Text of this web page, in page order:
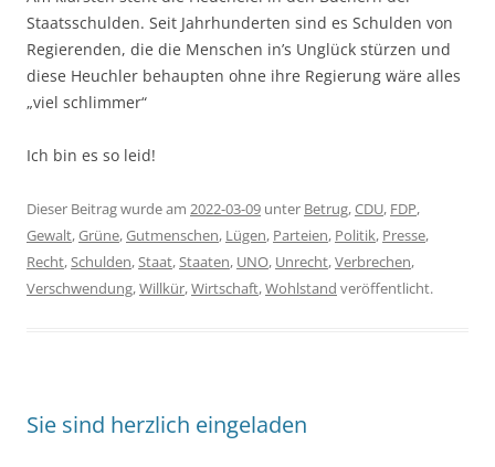
Staatsschulden. Seit Jahrhunderten sind es Schulden von
Regierenden, die die Menschen in’s Unglück stürzen und
diese Heuchler behaupten ohne ihre Regierung wäre alles
„viel schlimmer“
Ich bin es so leid!
Dieser Beitrag wurde am 2022-03-09 unter Betrug,CDU, FDP,
Gewalt,Grüne,Gutmenschen, Lügen, Parteien, Politik, Presse,
Recht,Schulden,Staat,Staaten, UNO, Unrecht,Verbrechen,
Verschwendung,Willkür,Wirtschaft,Wohlstand veröffentlicht.
Sie sind herzlich eingeladen